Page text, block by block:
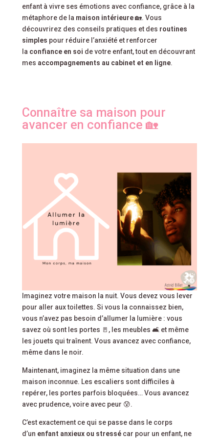
enfant à vivre ses émotions avec confiance, grâce à la
métaphore de la maison intérieure🏡. Vous
découvrirez des conseils pratiques et des routines
simples pour réduire l’anxiété et renforcer
la confiance en soi de votre enfant, tout en découvrant
mes accompagnements au cabinet et en ligne.
Connaître sa maison pour
avancer en confiance 🏡
Imaginez votre maison la nuit. Vous devez vous lever
pour aller aux toilettes. Si vous la connaissez bien,
vous n’avez pas besoin d’allumer la lumière : vous
savez où sont les portes 🚪, les meubles 🛋️ et même
les jouets qui traînent. Vous avancez avec confiance,
même dans le noir.
Maintenant, imaginez la même situation dans une
maison inconnue. Les escaliers sont difficiles à
repérer, les portes parfois bloquées… Vous avancez
avec prudence, voire avec peur 😰.
C’est exactement ce qui se passe dans le corps
d’un enfant anxieux ou stressécar pour un enfant, ne